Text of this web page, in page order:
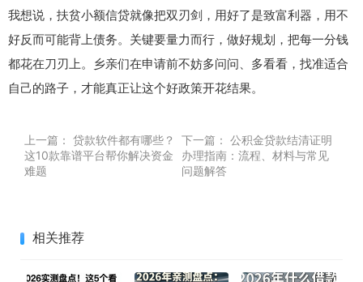
我想说，扶贫小额信贷就像把双刃剑，用好了是致富利器，用不
好反而可能背上债务。关键要量力而行，做好规划，把每一分钱
都花在刀刃上。乡亲们在申请前不妨多问问、多看看，找准适合
自己的路子，才能真正让这个好政策开花结果。
上一篇： 贷款软件都有哪些？
这10款靠谱平台帮你解决资金
难题
下一篇： 公积金贷款结清证明
办理指南：流程、材料与常见
问题解答
相关推荐